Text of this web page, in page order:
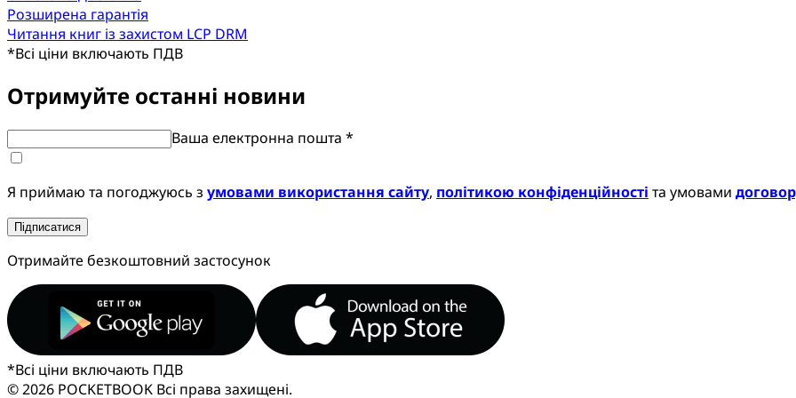
Розширена гарантія
Читання книг із захистом LCP DRM
*Всі ціни включають ПДВ
Отримуйте останні новини
Ваша електронна пошта *
Я приймаю та погоджуюсь з умовами використання сайту, політикою конфіденційності та умовами
Підписатися
Отримайте безкоштовний застосунок
*Всі ціни включають ПДВ
© 2026 POCKETBOOK Всі права захищені.